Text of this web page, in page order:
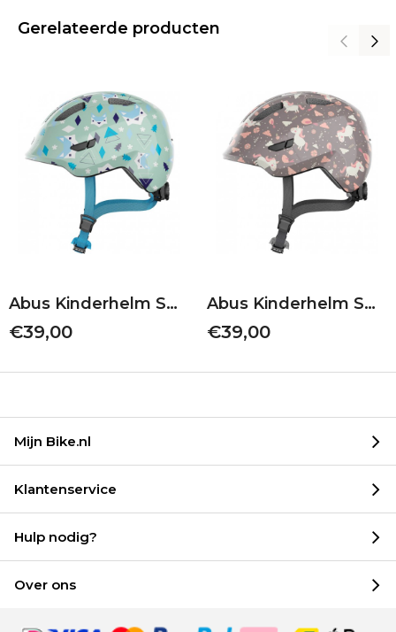
Gerelateerde producten
Abus Kinderhelm Smiley 3.0 | Green Nordic | S 45-50
€39,00
Abus Kinderhelm Smiley 3.0 | Grey Horse | M 50-55
€39,00
Mijn Bike.nl
Klantenservice
Hulp nodig?
Over ons